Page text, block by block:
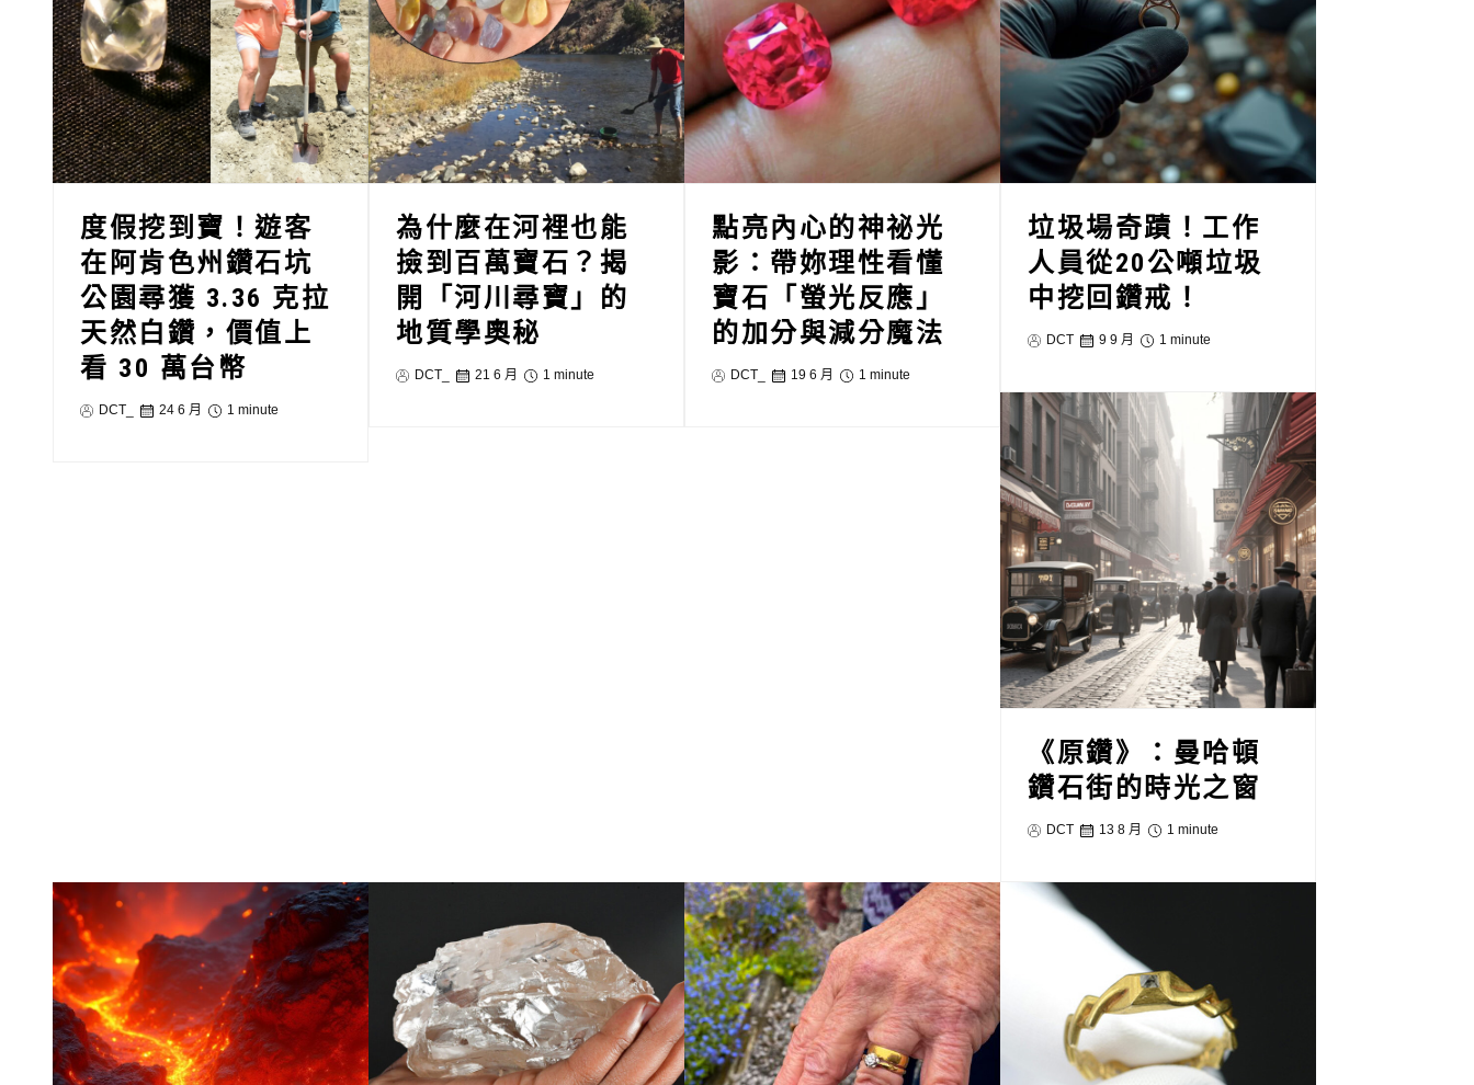
度假挖到寶！遊客
在阿肯色州鑽石坑
公園尋獲 3.36 克拉
天然白鑽，價值上
看 30 萬台幣
DCT_ 24 6 月 1 minute
為什麼在河裡也能
撿到百萬寶石？揭
開「河川尋寶」的
地質學奧秘
DCT_ 21 6 月 1 minute
點亮內心的神祕光
影：帶妳理性看懂
寶石「螢光反應」
的加分與減分魔法
DCT_ 19 6 月 1 minute
垃圾場奇蹟！工作
人員從20公噸垃圾
中挖回鑽戒！
DCT 9 9 月 1 minute
《原鑽》：曼哈頓
鑽石街的時光之窗
DCT 13 8 月 1 minute